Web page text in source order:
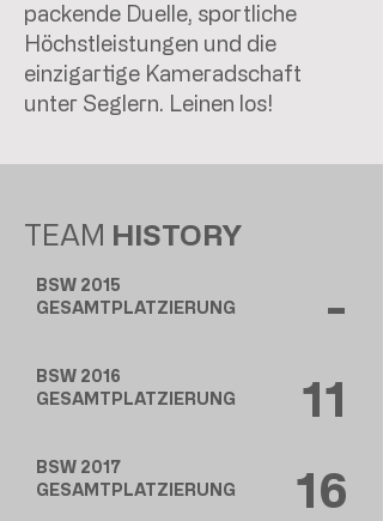
packende Duelle, sportliche
Höchstleistungen und die
einzigartige Kameradschaft
unter Seglern. Leinen los!
TEAM HISTORY
BSW 2015
GESAMTPLATZIERUNG
-
BSW 2016
GESAMTPLATZIERUNG
11
BSW 2017
GESAMTPLATZIERUNG
16